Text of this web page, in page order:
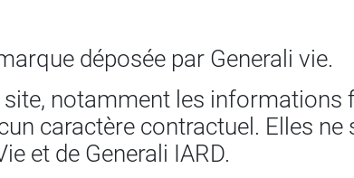
déposée par Generali vie.
notamment les informations
caractère contractuel. Elles ne
et de Generali IARD.